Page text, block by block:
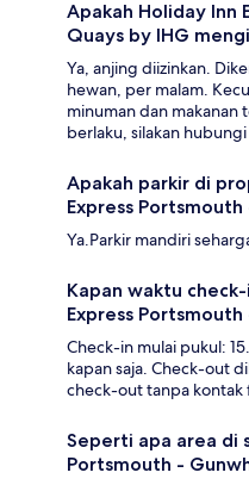
Apakah Holiday Inn
Quays by IHG
Ya, anjing diizinkan.
hewan, per malam.
minuman dan makanan
berlaku, silakan
Apakah parkir di
Express
Ya.Parkir mandiri
Kapan waktu
Express
Check-in mulai pukul:
kapan saja. Check-out
check-out tanpa kontak
Seperti apa area di
Portsmouth -